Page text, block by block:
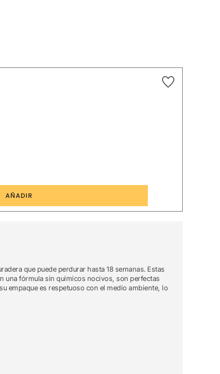
AÑADIR
que puede perdurar hasta 18 semanas. Estas
una fórmula sin químicos nocivos, son perfectas
empaque es respetuoso con el medio ambiente, lo